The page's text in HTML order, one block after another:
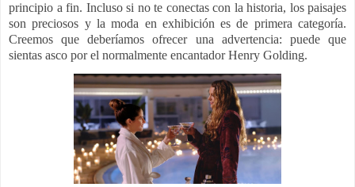
principio a fin. Incluso si no te conectas con la historia, los paisajes
son preciosos y la moda en exhibición es de primera categoría.
Creemos que deberíamos ofrecer una advertencia: puede que
sientas asco por el normalmente encantador Henry Golding.